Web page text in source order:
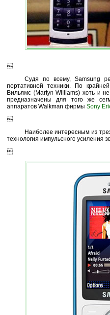

Судя по всему, Samsung
портативной техники. По
Вильямс (Martyn Williams) хоть и
предназначены для того же
аппаратов Walkman фирмы Sony

Наиболее интересным из
технология импульсного усиления
